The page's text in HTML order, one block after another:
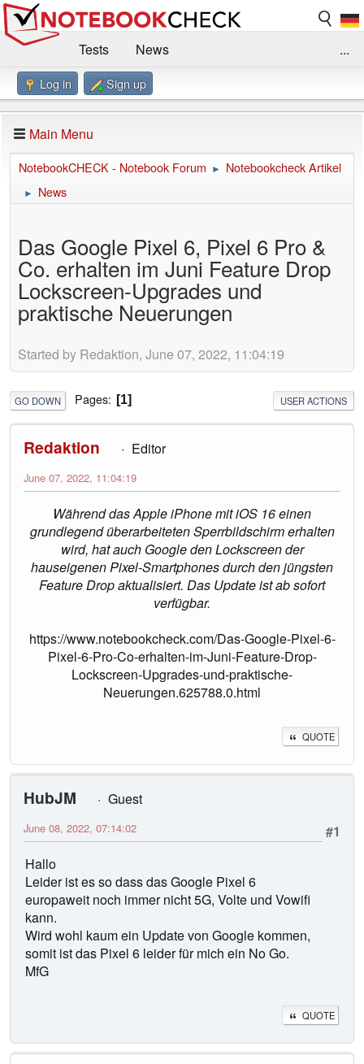
Tests
News
Benchmarks / Technik
Forum
Impressum
...
Log in Sign up
Main Menu
NotebookCHECK - Notebook Forum ► Notebookcheck Artikel
► News
Das Google Pixel 6, Pixel 6 Pro &
Co. erhalten im Juni Feature Drop
Lockscreen-Upgrades und
praktische Neuerungen
Started by Redaktion, June 07, 2022, 11:04:19
GO DOWN Pages 1 USER ACTIONS
Redaktion Editor
June 07, 2022, 11:04:19
Während das Apple iPhone mit iOS 16 einen
grundlegend überarbeiteten Sperrbildschirm erhalten
wird, hat auch Google den Lockscreen der
hauseigenen Pixel-Smartphones durch den jüngsten
Feature Drop aktualisiert. Das Update ist ab sofort
verfügbar.
https://www.notebookcheck.com/Das-Google-Pixel-6-
Pixel-6-Pro-Co-erhalten-im-Juni-Feature-Drop-
Lockscreen-Upgrades-und-praktische-
Neuerungen.625788.0.html
QUOTE
HubJM
Guest
#1
June 08, 2022, 07:14:02
Hallo
Leider ist es so dass das Google Pixel 6
europaweit noch immer nicht 5G, Volte und Vowifi
kann.
Wird wohl kaum ein Update von Google kommen,
somit ist das Pixel 6 leider für mich ein No Go.
MfG
QUOTE